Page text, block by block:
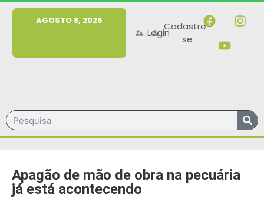
MENU
AGOSTO 8, 2026
Login
Cadastre-
se
Apagão de mão de obra na pecuária
já está acontecendo